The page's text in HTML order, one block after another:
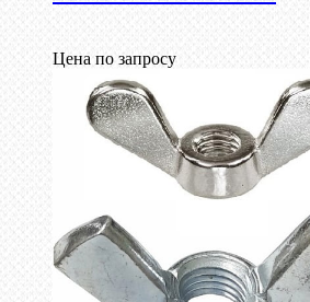
Цена по запросу